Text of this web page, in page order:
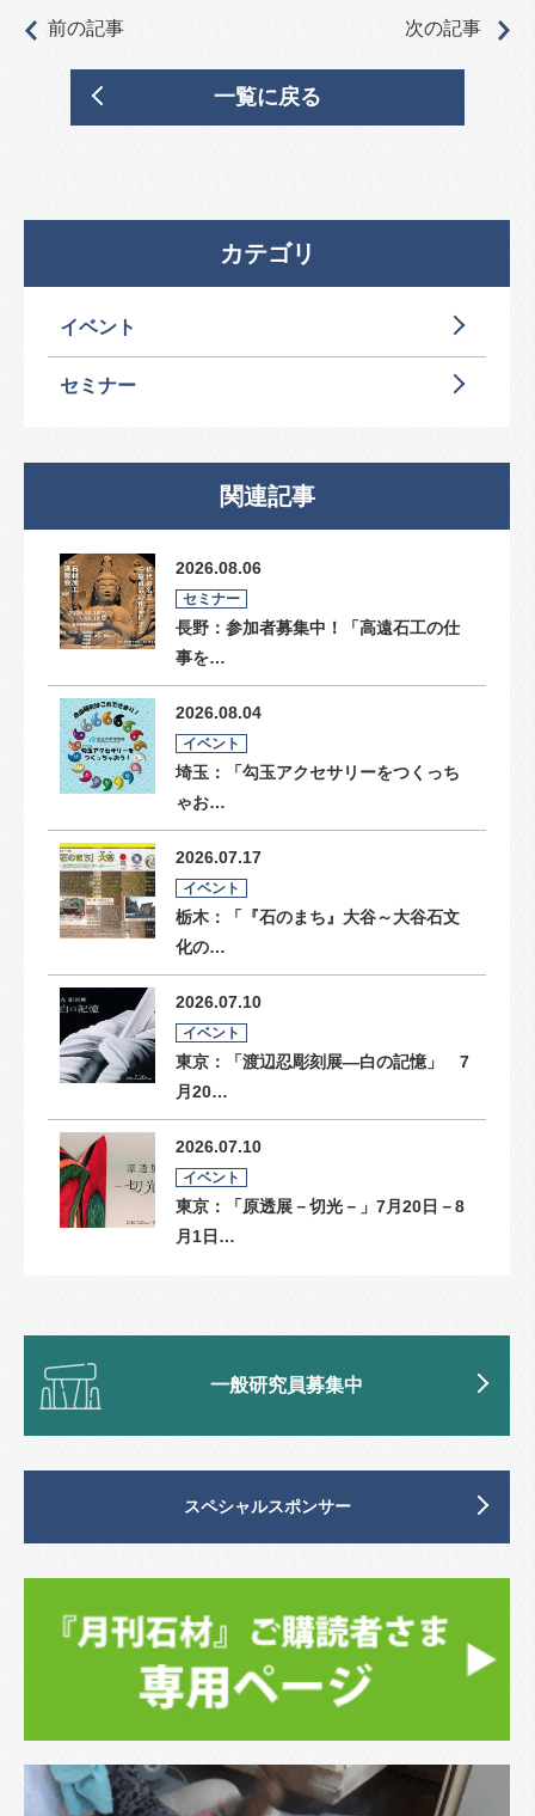
前の記事 次の記事
一覧に戻る
カテゴリ
イベント
セミナー
関連記事
2026.08.06
セミナー
長野：参加者募集中！「高遠石工の仕
事を…
2026.08.04
イベント
埼玉：「勾玉アクセサリーをつくっち
ゃお…
2026.07.17
イベント
栃木：「『石のまち』大谷～大谷石文
化の…
2026.07.10
イベント
東京：「渡辺忍彫刻展―白の記憶」 7
月20…
2026.07.10
イベント
東京：「原透展－切光－」7月20日－8
月1日…
一般研究員募集中
スペシャルスポンサー